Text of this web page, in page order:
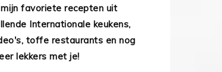
favoriete recepten uit
Internationale keukens,
toffe restaurants en nog
lekkers met je!